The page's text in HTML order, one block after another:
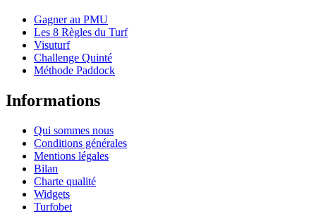
Gagner au PMU
Les 8 Règles du Turf
Visuturf
Challenge Quinté
Méthode Paddock
Informations
Qui sommes nous
Conditions générales
Mentions légales
Bilan
Charte qualité
Widgets
Turfobet